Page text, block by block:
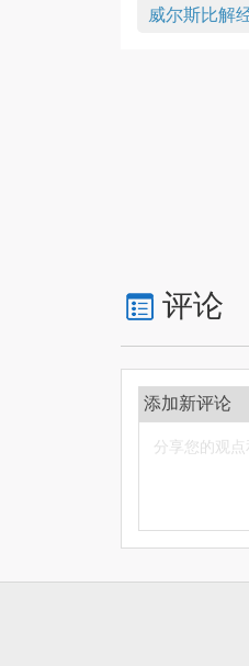
威尔斯比解
评论
添加新评论